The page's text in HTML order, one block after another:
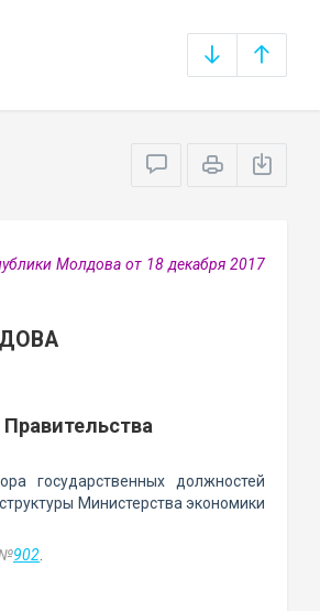
Молдова от 18 декабря 2017
государственных должностей
Министерства экономики
№902